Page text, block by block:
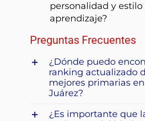
personalidad y estilo
aprendizaje?
Preguntas Frecuentes
¿Dónde puedo
ranking actualizado
mejores primarias
Juárez?
¿Es importante que